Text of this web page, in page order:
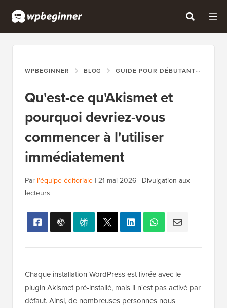
WPBEGINNER BLOG GUIDE POUR DÉBUTANTS
Qu'est-ce qu'Akismet et
pourquoi devriez-vous
commencer à l'utiliser
immédiatement
Par l'équipe éditoriale | 21 mai 2026 | Divulgation aux
lecteurs
Chaque installation WordPress est livrée avec le
plugin Akismet pré-installé, mais il n'est pas activé par
défaut. Ainsi, de nombreuses personnes nous